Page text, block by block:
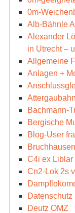
0m-
Alb-Bähnle
Alexander
in Utrecht –
Allgemeine
Anlagen +
Attergaubahn
Bachmann-
Bergische
Blog-User
C4i ex Liblar
Cn2-Lok 2s
Datenschutz
Deutz OMZ